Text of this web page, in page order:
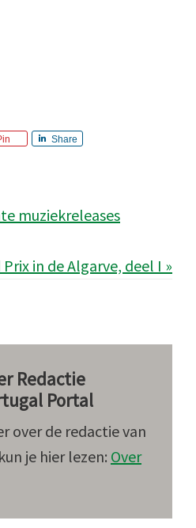
Share
muziekreleases
Prix in de Algarve, deel I »
Redactie
Portal
over de redactie van
je hier lezen: Over